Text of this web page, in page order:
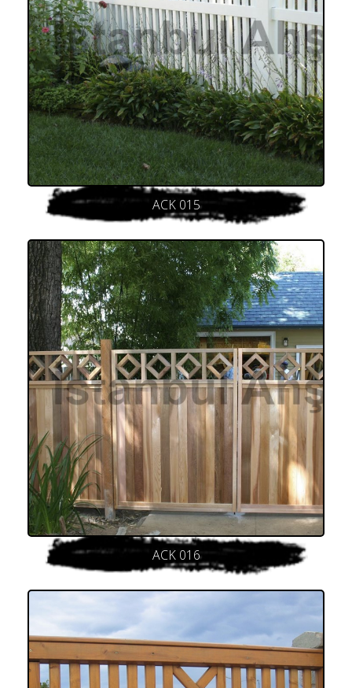
ACK 015
ACK 016